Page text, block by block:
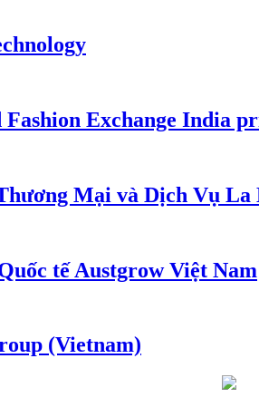
Exchange India
Mại và Dịch Vụ La
tế Austgrow Việt Nam
(Vietnam)